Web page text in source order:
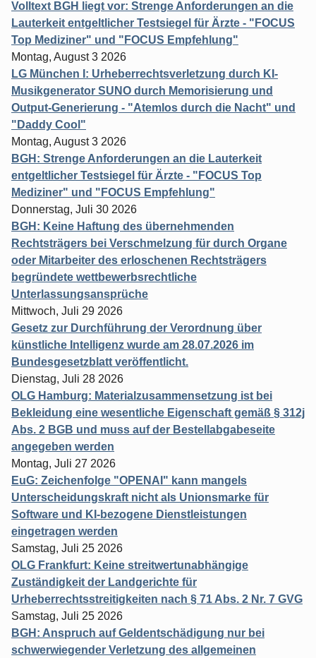
Volltext BGH liegt vor: Strenge Anforderungen an die
Lauterkeit entgeltlicher Testsiegel für Ärzte - "FOCUS
Top Mediziner" und "FOCUS Empfehlung"
Montag, August 3 2026
LG München I: Urheberrechtsverletzung durch KI-
Musikgenerator SUNO durch Memorisierung und
Output-Generierung - "Atemlos durch die Nacht" und
"Daddy Cool"
Montag, August 3 2026
BGH: Strenge Anforderungen an die Lauterkeit
entgeltlicher Testsiegel für Ärzte - "FOCUS Top
Mediziner" und "FOCUS Empfehlung"
Donnerstag, Juli 30 2026
BGH: Keine Haftung des übernehmenden
Rechtsträgers bei Verschmelzung für durch Organe
oder Mitarbeiter des erloschenen Rechtsträgers
begründete wettbewerbsrechtliche
Unterlassungsansprüche
Mittwoch, Juli 29 2026
Gesetz zur Durchführung der Verordnung über
künstliche Intelligenz wurde am 28.07.2026 im
Bundesgesetzblatt veröffentlicht.
Dienstag, Juli 28 2026
OLG Hamburg: Materialzusammensetzung ist bei
Bekleidung eine wesentliche Eigenschaft gemäß § 312j
Abs. 2 BGB und muss auf der Bestellabgabeseite
angegeben werden
Montag, Juli 27 2026
EuG: Zeichenfolge "OPENAI" kann mangels
Unterscheidungskraft nicht als Unionsmarke für
Software und KI-bezogene Dienstleistungen
eingetragen werden
Samstag, Juli 25 2026
OLG Frankfurt: Keine streitwertunabhängige
Zuständigkeit der Landgerichte für
Urheberrechtsstreitigkeiten nach § 71 Abs. 2 Nr. 7 GVG
Samstag, Juli 25 2026
BGH: Anspruch auf Geldentschädigung nur bei
schwerwiegender Verletzung des allgemeinen